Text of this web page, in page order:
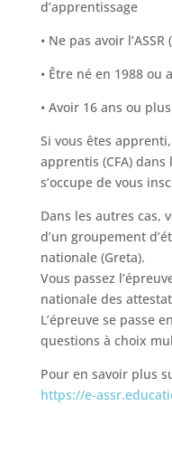
d’apprentissage
• Ne pas avoir
• Être né en 1988 ou
• Avoir 16 ans ou plus
Si vous êtes
apprentis (CFA)
s’occupe de vous
Dans les autres cas,
d’un groupement
nationale (Greta).
Vous passez
nationale des
L’épreuve se passe
questions à choix
Pour en savoir plus
https://e-